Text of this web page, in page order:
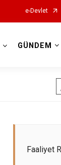
e-Devlet
GÜNDEM
Faaliyet